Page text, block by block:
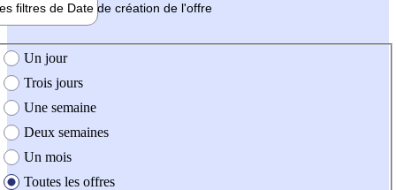
filtres de Date de création de l'offre
création de l'offre
Un jour
Trois jours
Une semaine
Deux semaines
Un mois
Toutes les offres